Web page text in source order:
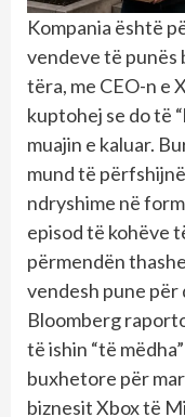
Kompania është
vendeve të punës
tëra, me CEO-n e
kuptohej se do të
muajin e kaluar.
mund të
ndryshime në
episod të kohëve
përmendën
vendesh pune
Bloomberg
të ishin “të
buxhetore për
biznesit Xbox të